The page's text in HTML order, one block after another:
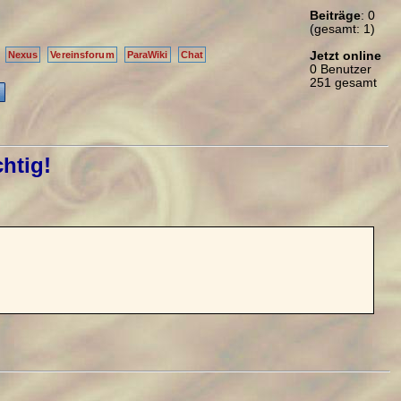
Beiträge: 0
(gesamt: 1)
Jetzt online
0 Benutzer
251 gesamt
Nexus Vereinsforum ParaWiki Chat